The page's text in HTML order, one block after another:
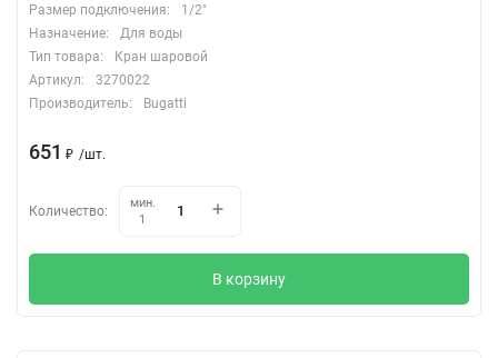
Размер подключения:
1/2"
Назначение:
Для воды
Тип товара:
Кран шаровой
Артикул:
3270022
Производитель:
Bugatti
651 ₽ /шт.
Количество:
мин.
1
В корзину